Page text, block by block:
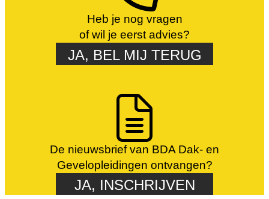
Heb je nog vragen
of wil je eerst advies?
JA, BEL MIJ TERUG
De nieuwsbrief van BDA Dak- en
Gevelopleidingen ontvangen?
JA, INSCHRIJVEN